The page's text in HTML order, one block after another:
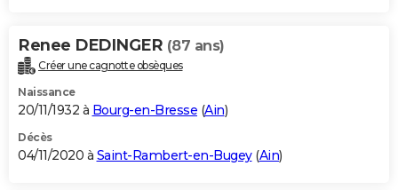
Renee DEDINGER (87 ans)
Créer une cagnotte obsèques
Naissance
20/11/1932 à Bourg-en-Bresse (Ain)
Décès
04/11/2020 à Saint-Rambert-en-Bugey(Ain)